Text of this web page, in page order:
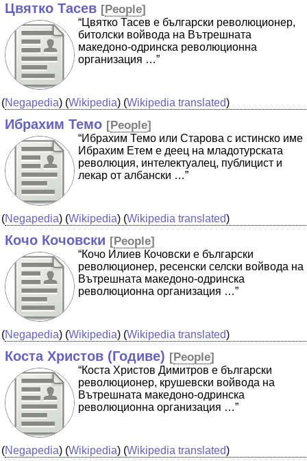
Цвятко Тасев [People]
“Цвятко Тасев е български революционер,
битолски войвода на Вътрешната
македоно-одринска революционна
организация …”
(Negapedia) (Wikipedia) (Wikipedia translated)
Ибрахим Темо [People]
“Ибрахим Темо или Старова с истинско име
Ибрахим Етем е деец на младотурската
революция, интелектуалец, публицист и
лекар от албански …”
(Negapedia) (Wikipedia) (Wikipedia translated)
Кочо Кочовски [People]
“Кочо Илиев Кочовски е български
революционер, ресенски селски войвода на
Вътрешната македоно-одринска
революционна организация …”
(Negapedia) (Wikipedia) (Wikipedia translated)
Коста Христов (Годиве) [People]
“Коста Христов Димитров е български
революционер, крушевски войвода на
Вътрешната македоно-одринска
революционна организация …”
(Negapedia) (Wikipedia) (Wikipedia translated)